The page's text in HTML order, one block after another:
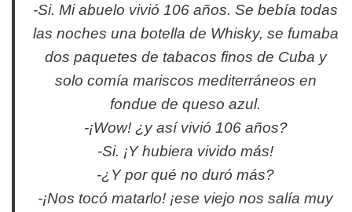
-Si. Mi abuelo vivió 106 años. Se bebía todas
las noches una botella de Whisky, se fumaba
dos paquetes de tabacos finos de Cuba y
solo comía mariscos mediterráneos en
fondue de queso azul.
-¡Wow! ¿y así vivió 106 años?
-Si. ¡Y hubiera vivido más!
-¿Y por qué no duró más?
-¡Nos tocó matarlo! ¡ese viejo nos salía muy